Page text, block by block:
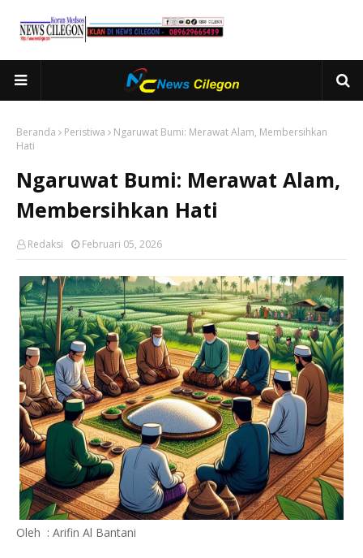
Beranda Peristiwa
Ngaruwat Bumi: Merawat Alam, Membersihkan
Hati
Ngaruwat Bumi: Merawat Alam,
Membersihkan Hati
Redaksi Februari 05, 2026
Oleh : Arifin Al Bantani